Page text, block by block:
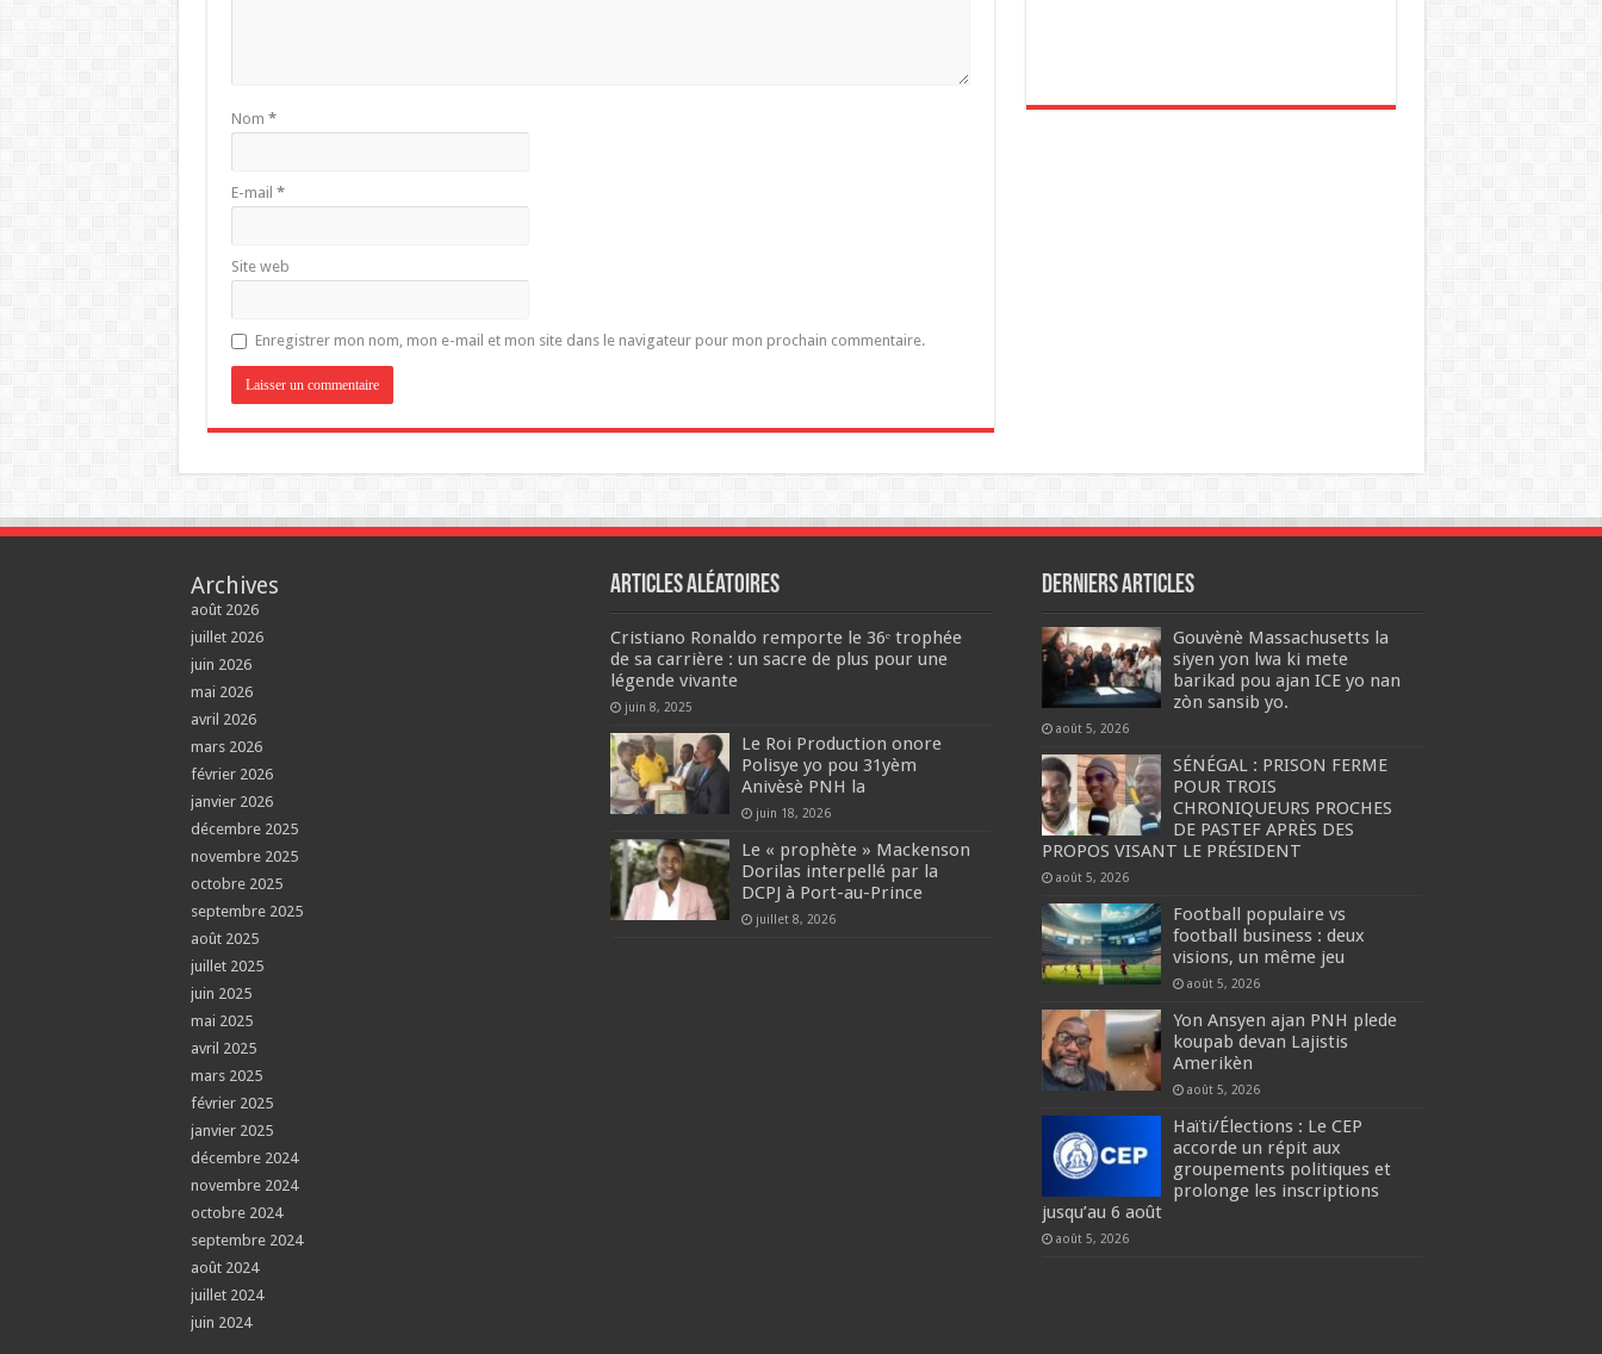
Nom *
E-mail *
Site web
Enregistrer mon nom, mon e-mail et mon site dans le navigateur pour mon prochain commentaire.
Archives
août 2026
juillet 2026
juin 2026
mai 2026
avril 2026
mars 2026
février 2026
janvier 2026
décembre 2025
novembre 2025
octobre 2025
septembre 2025
août 2025
juillet 2025
juin 2025
mai 2025
avril 2025
mars 2025
février 2025
janvier 2025
décembre 2024
novembre 2024
octobre 2024
septembre 2024
août 2024
juillet 2024
juin 2024
Articles aléatoires
Cristiano Ronaldo remporte le 36ᵉ trophée
de sa carrière : un sacre de plus pour une
légende vivante
juin 8, 2025
Le Roi Production onore
Polisye yo pou 31yèm
Anivèsè PNH la
juin 18, 2026
Le « prophète » Mackenson
Dorilas interpellé par la
DCPJ à Port-au-Prince
juillet 8, 2026
Derniers articles
Gouvènè Massachusetts la
siyen yon lwa ki mete
barikad pou ajan ICE yo nan
zòn sansib yo.
août 5, 2026
SÉNÉGAL : PRISON FERME
POUR TROIS
CHRONIQUEURS PROCHES
DE PASTEF APRÈS DES
PROPOS VISANT LE PRÉSIDENT
août 5, 2026
Football populaire vs
football business : deux
visions, un même jeu
août 5, 2026
Yon Ansyen ajan PNH plede
koupab devan Lajistis
Amerikèn
août 5, 2026
Haïti/Élections : Le CEP
accorde un répit aux
groupements politiques et
prolonge les inscriptions
jusqu’au 6 août
août 5, 2026